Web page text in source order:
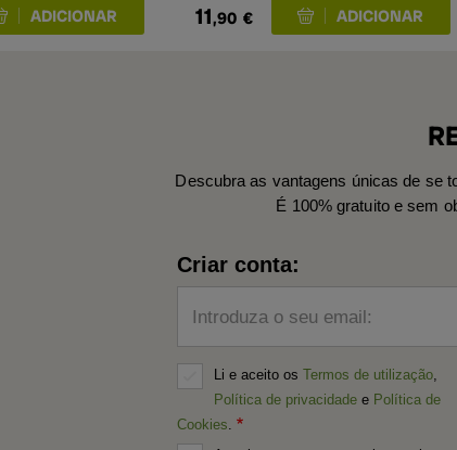
11,90 €
Descubra as vantagens únicas de se
É 100% gratuito e sem
Criar conta:
Introduza o seu email:
Li e aceito os Termos de utilização,
Política de privacidade e Política de
Cookies.